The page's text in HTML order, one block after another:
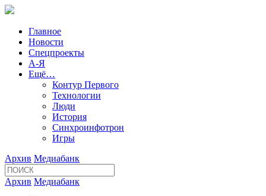
Главное
Новости
Спецпроекты
А-Я
Ещё…
Контур Первого
Технологии
Люди
История
Синхроинфотрон
Игры
Архив Медиабанк
Архив Медиабанк